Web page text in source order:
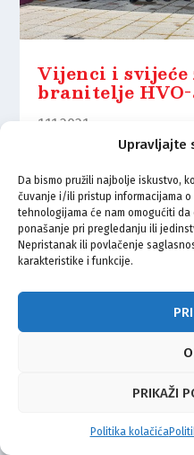
Upravljajte
Da bismo pružili najbolje iskustvo,
čuvanje i/ili pristup informacijama o
tehnologijama će nam omogućiti
ponašanje pri pregledanju ili
Nepristanak ili povlačenje
karakteristike i funkcije.
PRIKAŽI
Politika kolačića
Vijenci i svijeće
branitelje HVO-
1.11.2021.
© Vijeće bošnjačke
Impressum
Kontakt